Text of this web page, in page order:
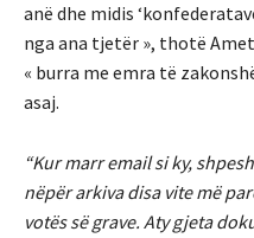
anë dhe midis
nga ana tjetër », thotë
« burra me emra të
asaj.
“Kur marr email si ky,
nëpër arkiva disa vite më
votës së grave. Aty gjeta